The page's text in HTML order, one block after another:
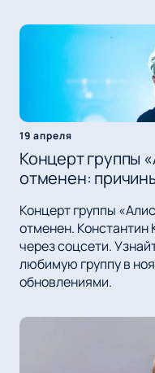
19 апреля
Концерт группы
отменен:
Концерт группы
отменен. Константин
через соцсети.
любимую группу в
обновлениями.